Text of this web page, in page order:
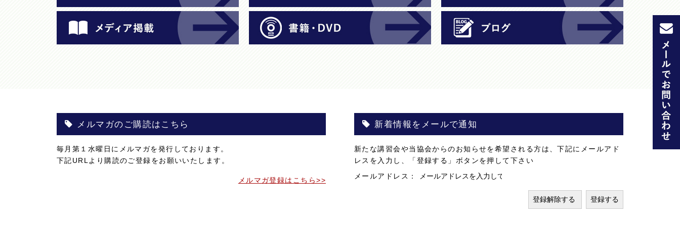
o
k
メルマガのご購読はこちら
毎月第１水曜日にメルマガを発行しております。
下記URLより購読のご登録をお願いいたします。
メルマガ登録はこちら>>
新着情報をメールで通知
新たな講習会や当協会からのお知らせを希望される方は、下記にメールアド
レスを入力し、「登録する」ボタンを押して下さい
メールアドレス：